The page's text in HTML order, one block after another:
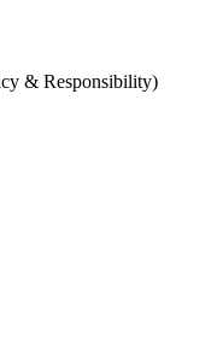
& Responsibility)